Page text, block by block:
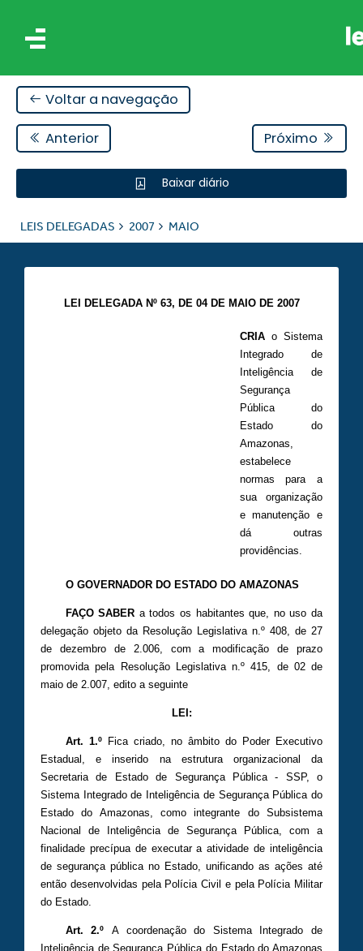
Voltar a navegação
Anterior Próximo
Baixar diário
LEIS DELEGADAS 2007 MAIO
LEI DELEGADA Nº 63, DE 04 DE MAIO DE 2007
CRIAo Sistema
Integrado de
Inteligência de
Segurança
Pública do
Estado do
Amazonas,
estabelece
normas para a
sua organização
e manutenção e
dá outras
providências.
O GOVERNADOR DO ESTADO DO AMAZONAS
FAÇO SABER a todos os habitantes que, no uso da
delegação objeto da Resolução Legislativa n.º 408, de 27
de dezembro de 2.006, com a modificação de prazo
promovida pela Resolução Legislativa n.º 415, de 02 de
maio de 2.007, edito a seguinte
LEI:
Art. 1.ºFica criado, no âmbito do Poder Executivo
Estadual, e inserido na estrutura organizacional da
Secretaria de Estado de Segurança Pública - SSP, o
Sistema Integrado de Inteligência de Segurança Pública do
Estado do Amazonas, como integrante do Subsistema
Nacional de Inteligência de Segurança Pública, com a
finalidade precípua de executar a atividade de inteligência
de segurança pública no Estado, unificando as ações até
então desenvolvidas pela Polícia Civil e pela Polícia Militar
do Estado.
Art. 2.º A coordenação do Sistema Integrado de
Inteligência de Segurança Pública do Estado do Amazonas